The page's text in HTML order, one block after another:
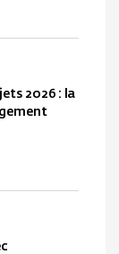
2026 : la